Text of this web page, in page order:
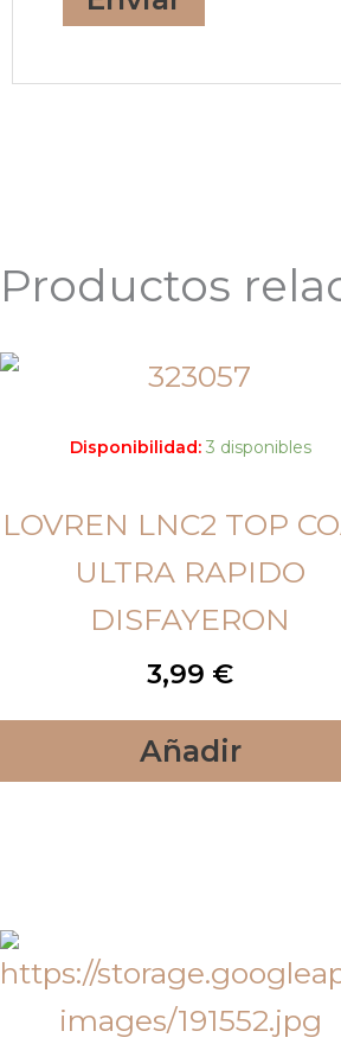
Productos
Disponibilidad: 3 disponibles
LOVREN LNC2 TOP
ULTRA RAPIDO
DISFAYERON
3,99 €
Añadir